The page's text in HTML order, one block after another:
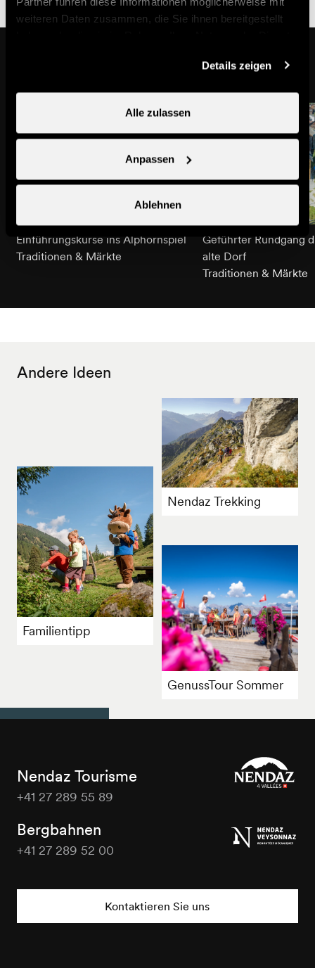
weiteren Daten zusammen, die Sie ihnen bereitgestellt
Details zeigen
Alle zulassen
Anpassen
Ablehnen
Einführungskurse ins Alphornspiel
Traditionen & Märkte
Geführter Rundgang
alte Dorf
Traditionen & Märkte
Andere Ideen
Nendaz Trekking
Familientipp
GenussTour Sommer
Nendaz Tourisme
+41 27 289 55 89
Bergbahnen
+41 27 289 52 00
Kontaktieren Sie uns